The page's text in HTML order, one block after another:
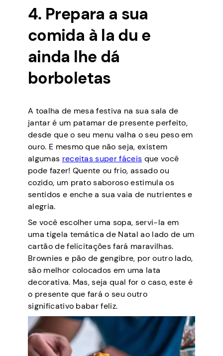
4. Prepara a sua
comida à la du e
ainda lhe dá
borboletas
A toalha de mesa festiva na sua sala de
jantar é um patamar de presente perfeito,
desde que o seu menu valha o seu peso em
ouro. E mesmo que não seja, existem
algumas receitas super fáceis que você
pode fazer! Quente ou frio, assado ou
cozido, um prato saboroso estimula os
sentidos e enche a sua vaia de nutrientes e
alegria.
Se você escolher uma sopa, servi-la em
uma tigela temática de Natal ao lado de um
cartão de felicitações fará maravilhas.
Brownies e pão de gengibre, por outro lado,
são melhor colocados em uma lata
decorativa. Mas, seja qual for o caso, este é
o presente que fará o seu outro
significativo babar feliz.